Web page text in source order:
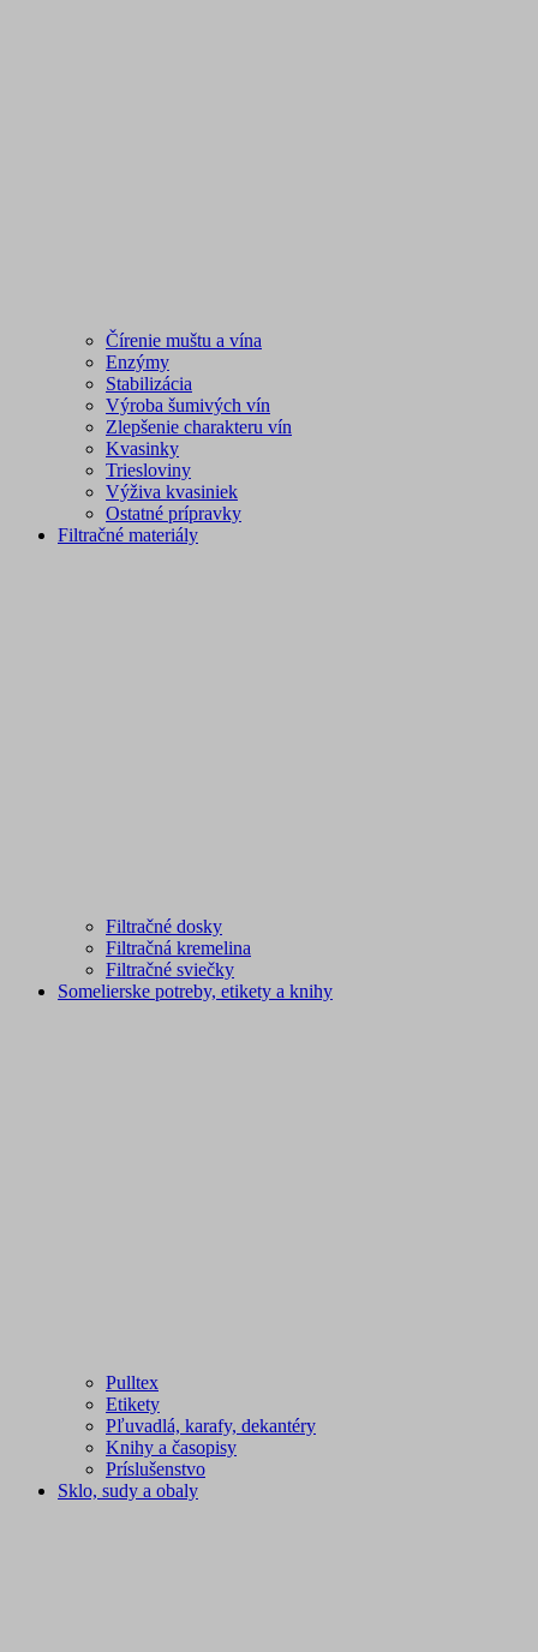
Čírenie muštu a vína
Enzýmy
Stabilizácia
Výroba šumivých vín
Zlepšenie charakteru vín
Kvasinky
Triesloviny
Výživa kvasiniek
Ostatné prípravky
Filtračné materiály
Filtračné dosky
Filtračná kremelina
Filtračné sviečky
Somelierske potreby, etikety a knihy
Pulltex
Etikety
Pľuvadlá, karafy, dekantéry
Knihy a časopisy
Príslušenstvo
Sklo, sudy a obaly